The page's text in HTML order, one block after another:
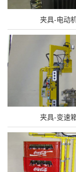
夹具-电动
夹具-变速